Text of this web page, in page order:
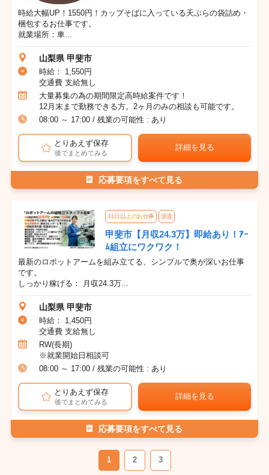
時給大幅UP！1550円！カップそばに入っている天ぷらの袋詰め・
梱包するお仕事です。
就業場所：車...
山梨県 甲斐市
時給： 1,550円
交通費 支給無し
大量募集の為の期間限定高時給案件です！
12月末まで勤務できる方。2ヶ月のみの相談も可能です。
08:00 ～ 17:00 / 残業の可能性 : あり
とりあえず保存
後でまとめてみる
詳細を見る
応募要項をすべて見る
31日以上のお仕事 派遣
甲斐市【月収24.3万】即給あり！ｱｰ
ﾑ組立にワクワク！
最新のロボットアームを組み立てる、シンプルで奥が深いお仕事
です。
しっかり稼げる： 月収24.3万...
山梨県 甲斐市
時給： 1,450円
交通費 支給無し
RW(長期)
※就業開始日相談可
08:00 ～ 17:00 / 残業の可能性 : あり
とりあえず保存
後でまとめてみる
詳細を見る
応募要項をすべて見る
1 2 3